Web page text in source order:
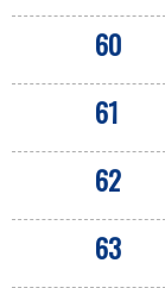
60
61
62
63